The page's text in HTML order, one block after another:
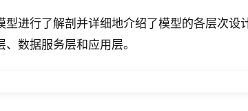
型进行了解剖并详细地介绍了模型的各层次
数据服务层和应用层。